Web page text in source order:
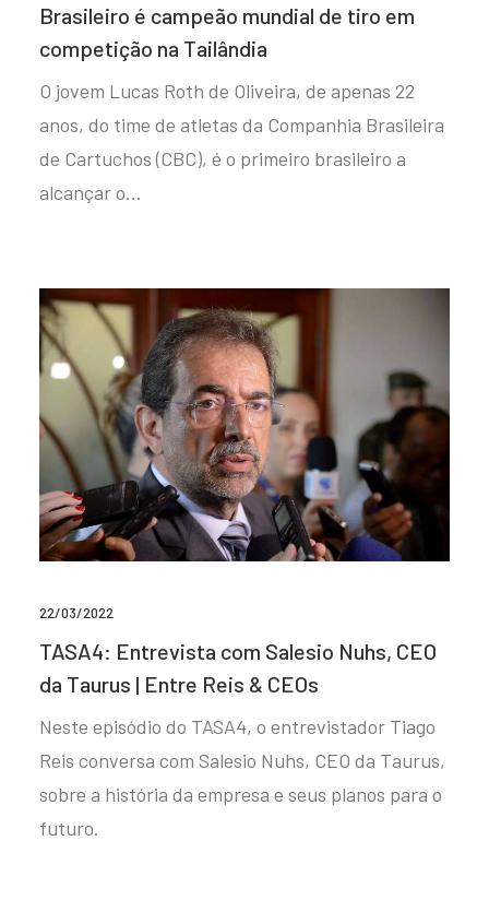
Brasileiro é campeão mundial de tiro em
competição na Tailândia
O jovem Lucas Roth de Oliveira, de apenas 22
anos, do time de atletas da Companhia Brasileira
de Cartuchos (CBC), é o primeiro brasileiro a
alcançar o…
22/03/2022
TASA4: Entrevista com Salesio Nuhs, CEO
da Taurus | Entre Reis & CEOs
Neste episódio do TASA4, o entrevistador Tiago
Reis conversa com Salesio Nuhs, CEO da Taurus,
sobre a história da empresa e seus planos para o
futuro.